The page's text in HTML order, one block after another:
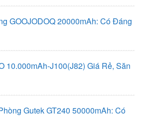
GOOJODOQ 20000mAh: Có Đáng
10.000mAh-J100(J82) Giá Rẻ, Săn
Gutek GT240 50000mAh: Có